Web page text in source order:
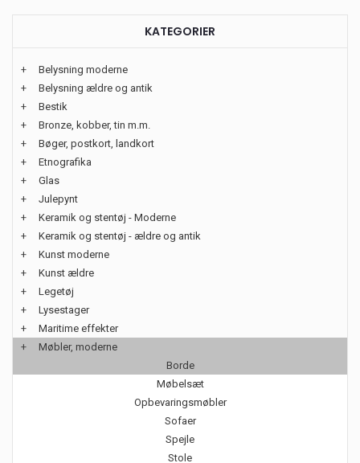
KATEGORIER
+
Belysning moderne
+
Belysning ældre og antik
+
Bestik
+
Bronze, kobber, tin m.m.
+
Bøger, postkort, landkort
+
Etnografika
+
Glas
+
Julepynt
+
Keramik og stentøj - Moderne
+
Keramik og stentøj - ældre og antik
+
Kunst moderne
+
Kunst ældre
+
Legetøj
+
Lysestager
+
Maritime effekter
+
Møbler, moderne
Borde
Møbelsæt
Opbevaringsmøbler
Sofaer
Spejle
Stole